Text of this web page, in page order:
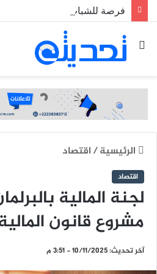
بحث
عن
الرئيسية/اقتصاد
اقتصاد
لجنة المالية
مشروع قانون المالية
آخر تحديث: 10/11/2025 - 3:51 م